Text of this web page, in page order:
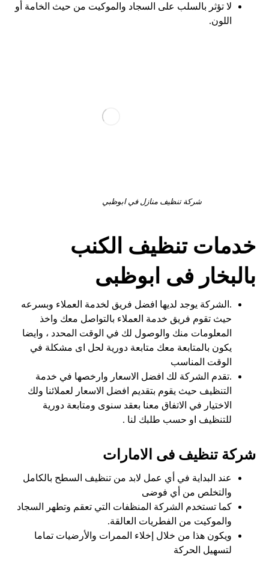
لا تؤثر بالسلب على السجاد والموكيت من حيث الخامة أو
اللون.
شركة تنظيف منازل في ابوظبي
خدمات تنظيف الكنب
بالبخار فى ابوظبى
.الشركة يوجد لديها افضل فريق لخدمة العملاء وبسرعه
حيث تقوم فريق خدمة العملاء بالتواصل معك واخذ
المعلومات منك والوصول لك في الوقت المحدد ، وايضا
يكون بالمتابعة معك متابعة دورية لحل اى مشكلة في
الوقت المناسب
.تقدم الشركة لك افضل الاسعار وارخصها في خدمة
التنظيف حيث يقوم بتقديم افضل الاسعار لعملائنا ولك
الاختيار في الاتفاق معنا بعقد سنوى ومتابعة دورية
للتنظيف او حسب طلبك لنا .
شركة تنظيف فى الامارات
عند البداية في أي عمل لابد من تنظيف السطح بالكامل
والتخلص من أي فوضى
كما تستخدم الشركة المنظفات التي تعقم وتطهر السجاد
والموكيت من الفطريات العالقة.
ويكون هذا من خلال إخلاء الممرات والأرضيات تماما
لتسهيل الحركة